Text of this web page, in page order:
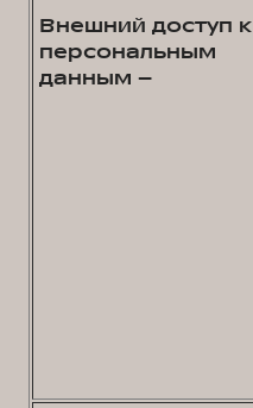
Внешний доступ к
персональным
данным –